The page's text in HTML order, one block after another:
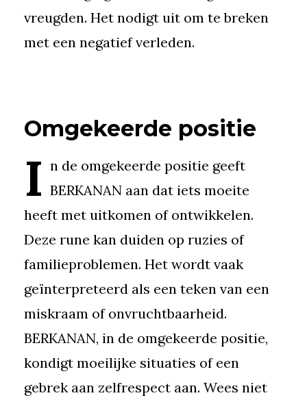
vreugden. Het nodigt uit om te breken
met een negatief verleden.
Omgekeerde positie
I n de omgekeerde positie geeft
BERKANAN aan dat iets moeite
heeft met uitkomen of ontwikkelen.
Deze rune kan duiden op ruzies of
familieproblemen. Het wordt vaak
geïnterpreteerd als een teken van een
miskraam of onvruchtbaarheid.
BERKANAN, in de omgekeerde positie,
kondigt moeilijke situaties of een
gebrek aan zelfrespect aan. Wees niet